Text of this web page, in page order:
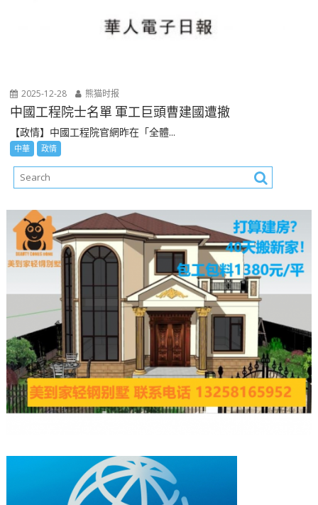
2025-12-28 熊猫时报
中國工程院士名單 軍工巨頭曹建國遭撤
【政情】中國工程院官網昨在「全體...
中華 政情